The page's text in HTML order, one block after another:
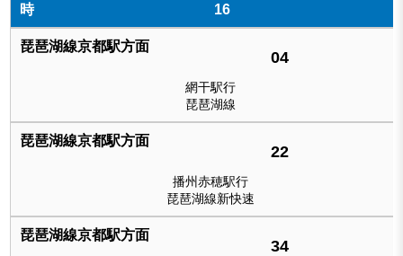
16
04
網干駅行
琵琶湖線
22
播州赤穂駅行
琵琶湖線新快速
34